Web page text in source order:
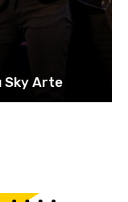
Sky Arte